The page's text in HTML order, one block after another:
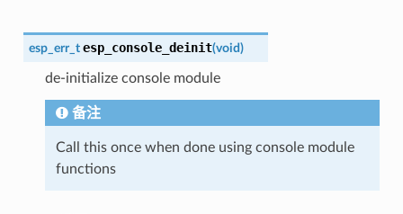
esp_err_t esp_console_deinit(void)
de-initialize console module
备注
Call this once when done using console module
functions